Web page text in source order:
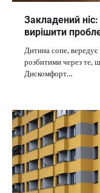
Закладений
вирішити
Дитина сопе, вередує
розбитими через те,
Дискомфорт…